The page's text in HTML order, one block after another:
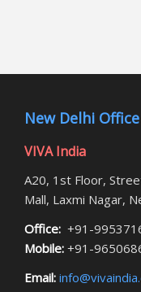
New Delhi Office
VIVA India
A20, 1st Floor,
Mall, Laxmi Nagar,
Office: +91-
Mobile: +91-
Email: